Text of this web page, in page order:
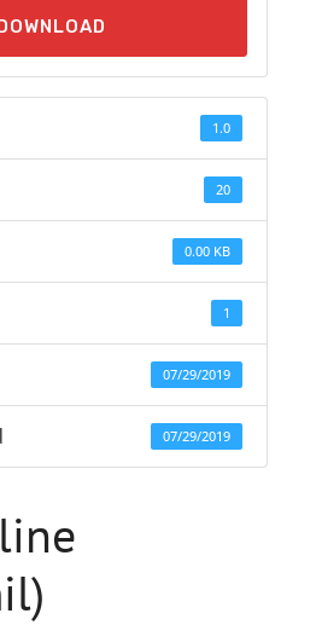
1.0
20
0.00 KB
1
07/29/2019
07/29/2019